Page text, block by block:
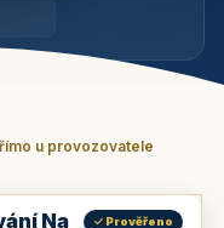
u provozovatele
Na
✓ Prověřeno